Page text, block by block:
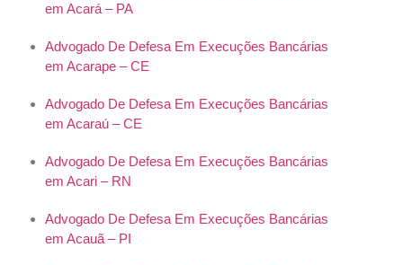
em Acará – PA
Advogado De Defesa Em Execuções Bancárias
em Acarape – CE
Advogado De Defesa Em Execuções Bancárias
em Acaraú – CE
Advogado De Defesa Em Execuções Bancárias
em Acari – RN
Advogado De Defesa Em Execuções Bancárias
em Acauã – PI